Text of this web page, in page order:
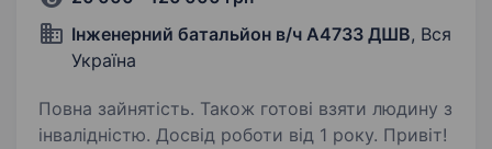
Інженерний батальйон в/ч А4733 ДШВ, Вся
Україна
Повна зайнятість. Також готові взяти людину з
інвалідністю. Досвід роботи від 1 року. Привіт!